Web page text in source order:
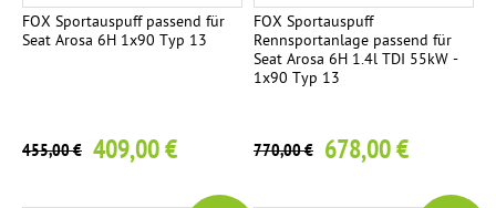
FOX Sportauspuff passend für
Seat Arosa 6H 1x90 Typ 13
455,00 € 409,00 €
FOX Sportauspuff
Rennsportanlage passend für
Seat Arosa 6H 1.4l TDI 55kW -
1x90 Typ 13
770,00 € 678,00 €